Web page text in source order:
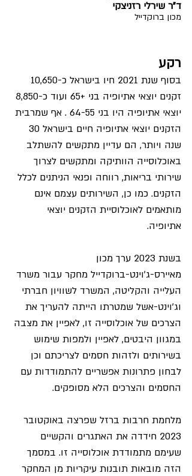
ד"ר שירלי רזניצקי
מכון ברוקדייל
רקע
יוצאי אתיופיה היו בני 64-55 . אף שמרבית
שנה ויותר, הם עדיין מתקשים להשתלב
באוכלוסייה הוותיקה ומתקשים לצרוך
שירותי בריאות, רווחה ופנאי הניתנים לכלל
הזקנים. כמו כן, השירותים עצמם אינם
מותאמים לאוכלוסיית הזקנים יוצאי
אתיופיה.
בשנת 2023 ערך מכון
מאיירס-ג'וינט-ברוקדייל מחקר עבור משרד
העלייה והקליטה, המשרד לשוויון חברתי
וג'וינט-אשל שמטרתו הייתה להעריך את
הצרכים של אוכלוסייה זו, לאפיין את מצבה
במגוון היבטים, לאפיין ולמפות שימוש
בשירותים ולזהות חסמים לצריכתם וכן
לבחון פתרונות אפשריים להתמודדות עם
החסמים והצרכים הלא מסופקים.
מלחמת חרבות ברזל שפרצה באוקטובר
2023 חידדה את האתגרים והקשיים
שעימם מתמודדת אוכלוסייה זו. במסמך
הזה מובאות תובנות עיקריות מן המחקר